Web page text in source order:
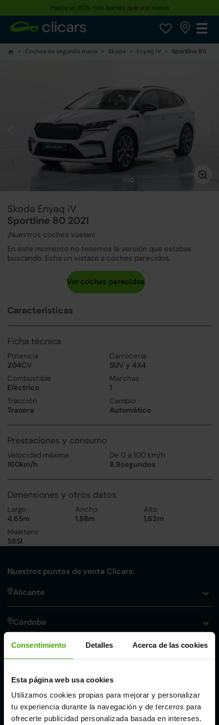
Consentimiento Detalles Acerca de las cookies
Esta página web usa cookies
Utilizamos cookies propias para mejorar y personalizar
tu experiencia durante la navegación y de terceros para
ofrecerte publicidad personalizada basada en intereses.
Hasta un 30% más barato que uno nuevo
Coches de segunda mano Skoda Enyaq iV Sportline 80
1/10
Skoda Enyaq iV
Sportline 80 2021
¡Nuestros coches vuelan!
En este momento no tenemos la versión que estabas
buscando. Echa un vistazo a coches parecidos.
Características
Ficha técnica
Potencia
204CV
Carrocería
SUV y 4X4
Combustible
Eléctrico
Marchas
1
Tracción
Trasera
Cambio
Automático
Prestaciones y consumo
Velocidad máxima
160km/h
De 0 a 100 km/h
8.9segundos
Dimensiones y otros datos
Largo
4,65m
Ancho
1,88m
Alto
1,62m
Maletero
585l
Nuestros puntos de venta Clicars:
Alicante
Córdoba
Málaga
Valencia